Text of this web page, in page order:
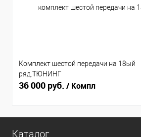
Комплект шестой передачи на 18ый
ряд.ТЮНИНГ
36 000 руб. / Компл
Каталог